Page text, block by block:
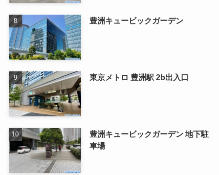
豊洲キュービックガーデン
東京メトロ 豊洲駅 2b出入口
豊洲キュービックガーデン 地下駐
車場